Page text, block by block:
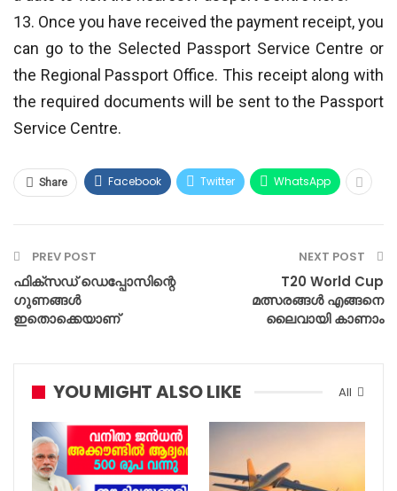
13. Once you have received the payment receipt, you
can go to the Selected Passport Service Centre or
the Regional Passport Office. This receipt along with
the required documents will be sent to the Passport
Service Centre.
Share Facebook Twitter WhatsApp
PREV POST
ഫിക്സഡ് ഡെപ്പോസിന്റെ
ഗുണങ്ങൾ
ഇതൊക്കെയാണ്
NEXT POST
T20 World Cup
മത്സരങ്ങൾ എങ്ങനെ
ലൈവായി കാണാം
All
YOU MIGHT ALSO LIKE